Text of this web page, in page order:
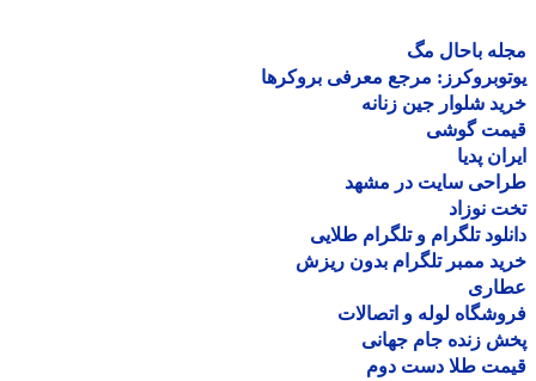
باحال مگ
مرجع معرفی بروکرها
شلوار جین زنانه
گوشی
پدیا
سایت در مشهد
نوزاد
تلگرام و تلگرام طلایی
ممبر تلگرام بدون ریزش
لوله و اتصالات
زنده جام جهانی
طلا دست دوم